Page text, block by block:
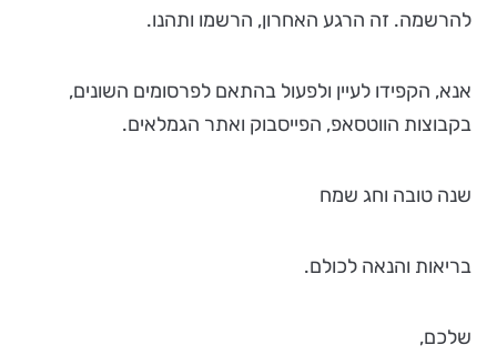
להרשמה. זה הרגע האחרון, הרשמו ותהנו.
אנא, הקפידו לעיין ולפעול בהתאם לפרסומים השונים,
בקבוצות הווטסאפ, הפייסבוק ואתר הגמלאים.
שנה טובה וחג שמח
בריאות והנאה לכולם.
שלכם,